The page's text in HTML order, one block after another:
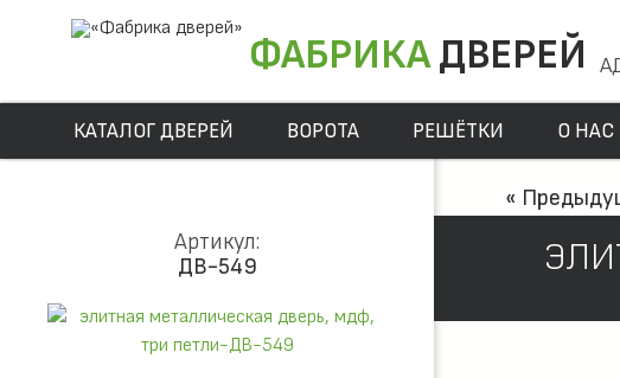
ФАБРИКАДВЕРЕЙ
КАТАЛОГ ДВЕРЕЙ ВОРОТА РЕШЁТКИ О НАС
Артикул:
ДВ-549
«